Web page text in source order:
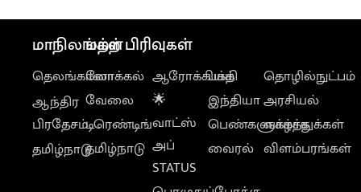
மாநிலங்கள்
தெலங்கானா
ஆந்திர
பிரதேசம்
தமிழ்நாடு
மற்ற பிரிவுகள்
லோக்கல்
வேலை
டிரெண்டிங்
தமிழ்நாடு
ஆரோக்கியம்
🌟
வாட்ஸ்
அப்
STATUS
பக்தி
இந்தியா
பெண்களுக்காக
வைரல்
தொழில்நுட்பம்
அரசியல்
வாழ்த்துக்கள்
விளம்பரங்கள்